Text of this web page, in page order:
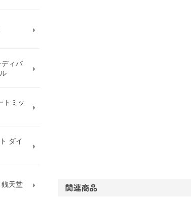
関連商品
ディバ
トミッ
ダイ
天堂